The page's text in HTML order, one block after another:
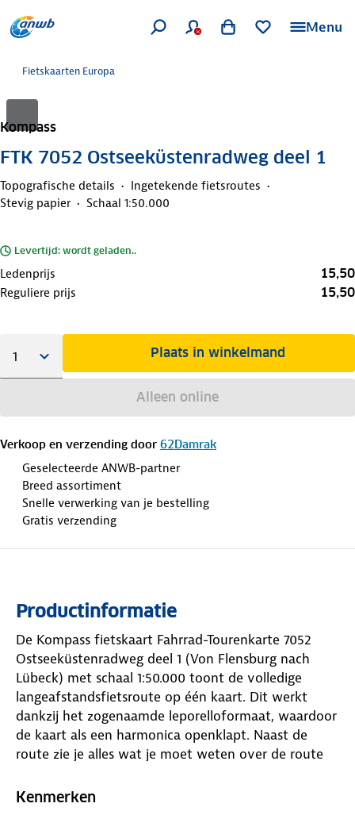
Menu
Fietskaarten Europa
Kompass
FTK 7052 Ostseeküstenradweg deel 1
Topografische details
Ingetekende fietsroutes
Stevig papier
Schaal 1:50.000
Levertijd: wordt geladen..
Ledenprijs 15,50
Reguliere prijs 15,50
Plaats in winkelmand
Alleen online
Verkoop en verzending door 62Damrak
Geselecteerde ANWB-partner
Breed assortiment
Snelle verwerking van je bestelling
Gratis verzending
Productinformatie
De Kompass fietskaart Fahrrad-Tourenkarte 7052
Ostseeküstenradweg deel 1 (Von Flensburg nach
Lübeck) met schaal 1:50.000 toont de volledige
langeafstandsfietsroute op één kaart. Dit werkt
dankzij het zogenaamde leporelloformaat, waardoor
de kaart als een harmonica openklapt. Naast de
route zie je alles wat je moet weten over de route
informatie, zoals suggesties voor overnachtingen,
Kenmerken